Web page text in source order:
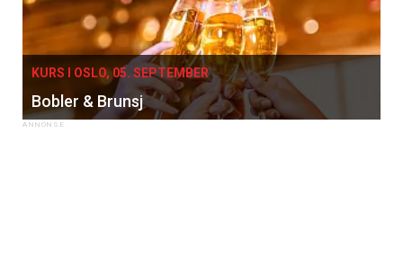
KURS I OSLO, 05. SEPTEMBER
Bobler & Brunsj